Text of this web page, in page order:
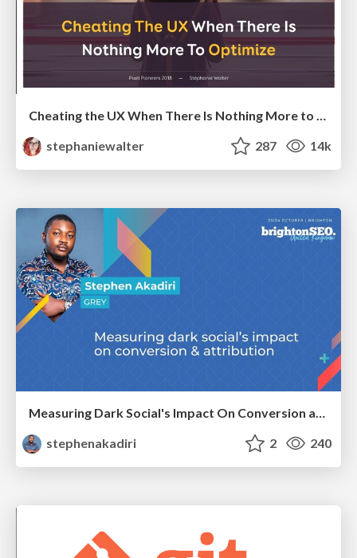
Cheating the UX When There Is Nothing More to Optimize - PixelPioneers
stephaniewalter
287 14k
Measuring Dark Social's Impact On Conversion and Attribution
stephenakadiri
2 240